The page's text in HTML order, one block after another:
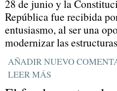
28 de junio y la
República fue recibida
entusiasmo, al ser una
modernizar las
AÑADIR NUEVO
LEER MÁS